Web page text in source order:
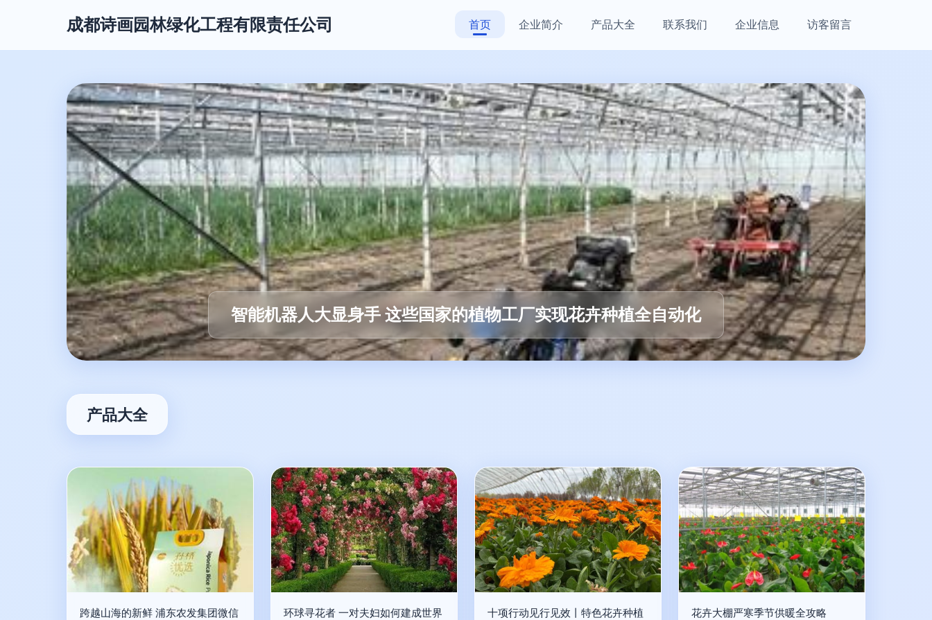
成都诗画园林绿化工程有限责任公司 首页 企业简介 产品大全 联系我们 企业信息 访客留言
智能机器人大显身手 这些国家的植物工厂实现花卉种植全自动化
产品大全
跨越山海的新鲜 浦东农发集团微信
环球寻花者 一对夫妇如何建成世界
十项行动见行见效丨特色花卉种植
花卉大棚严寒季节供暖全攻略